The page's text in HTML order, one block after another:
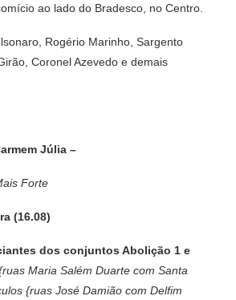
ao lado do Bradesco, no Centro.
Rogério Marinho, Sargento
Coronel Azevedo e demais
Júlia –
Forte
(16.08)
dos conjuntos Abolição 1 e
Maria Salém Duarte com Santa
{ruas José Damião com Delfim